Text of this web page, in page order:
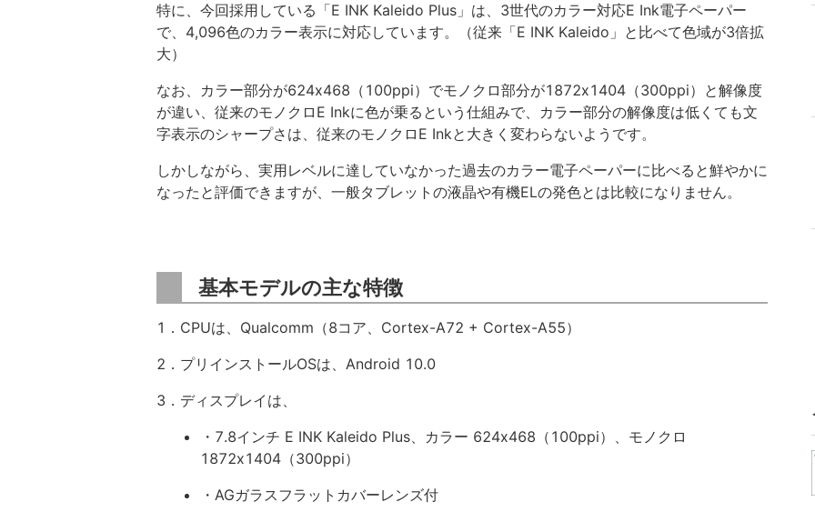
特に、今回採用している「E INK Kaleido Plus」は、3世代のカラー対応E Ink電子ペーパー
で、4,096色のカラー表示に対応しています。（従来「E INK Kaleido」と比べて色域が3倍拡
大）
なお、カラー部分が624x468（100ppi）でモノクロ部分が1872x1404（300ppi）と解像度
が違い、従来のモノクロE Inkに色が乗るという仕組みで、カラー部分の解像度は低くても文
字表示のシャープさは、従来のモノクロE Inkと大きく変わらないようです。
しかしながら、実用レベルに達していなかった過去のカラー電子ペーパーに比べると鮮やかに
なったと評価できますが、一般タブレットの液晶や有機ELの発色とは比較になりません。
基本モデルの主な特徴
1．CPUは、Qualcomm（8コア、Cortex-A72 + Cortex-A55）
2．プリインストールOSは、Android 10.0
3．ディスプレイは、
・7.8インチ E INK Kaleido Plus、カラー 624x468（100ppi）、モノクロ
1872x1404（300ppi）
・AGガラスフラットカバーレンズ付